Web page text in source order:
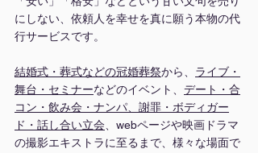
にしない、依頼人を幸せを真に願う本物の代
行サービスです。
結婚式・葬式などの冠婚葬祭から、 ライブ・
舞台 ・ セミナーなどのイベント、 デート・合
コン・飲み会・ナンパ、謝罪・ボディガー
ド・話し合い立会、webページや映画ドラマ
の撮影エキストラに至るまで、様々な場面で